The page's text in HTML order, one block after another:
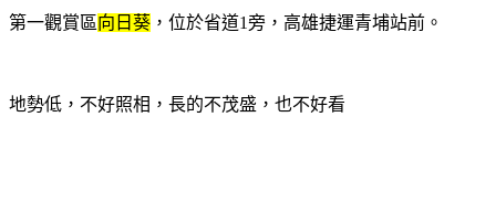
第一觀賞區向日葵 ，位於省道1旁，高雄捷運青埔站前。
地勢低，不好照相，長的不茂盛，也不好看